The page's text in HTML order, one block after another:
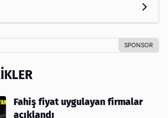
Fahiş fiyat uygulayan firmalar
açıklandı